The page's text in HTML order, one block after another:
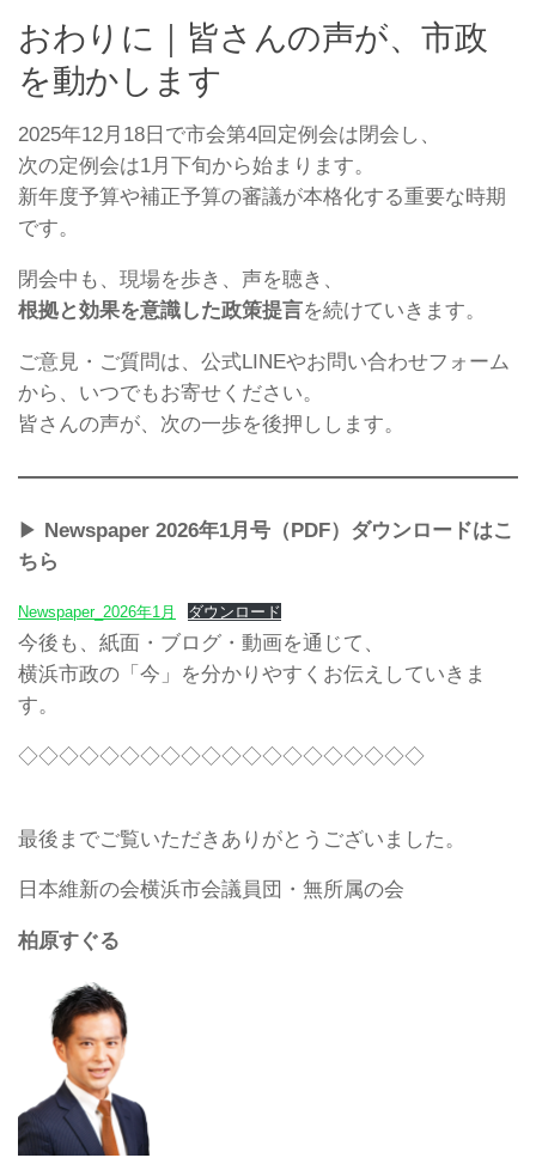
おわりに｜皆さんの声が、市政
を動かします
2025年12月18日で市会第4回定例会は閉会し、
次の定例会は1月下旬から始まります。
新年度予算や補正予算の審議が本格化する重要な時期
です。
閉会中も、現場を歩き、声を聴き、
根拠と効果を意識した政策提言を続けていきます。
ご意見・ご質問は、公式LINEやお問い合わせフォーム
から、いつでもお寄せください。
皆さんの声が、次の一歩を後押しします。
▶ Newspaper 2026年1月号（PDF）ダウンロードはこ
ちら
Newspaper_2026年1月 ダウンロード
今後も、紙面・ブログ・動画を通じて、
横浜市政の「今」を分かりやすくお伝えしていきま
す。
◇◇◇◇◇◇◇◇◇◇◇◇◇◇◇◇◇◇◇◇
最後までご覧いただきありがとうございました。
日本維新の会横浜市会議員団・無所属の会
柏原すぐる